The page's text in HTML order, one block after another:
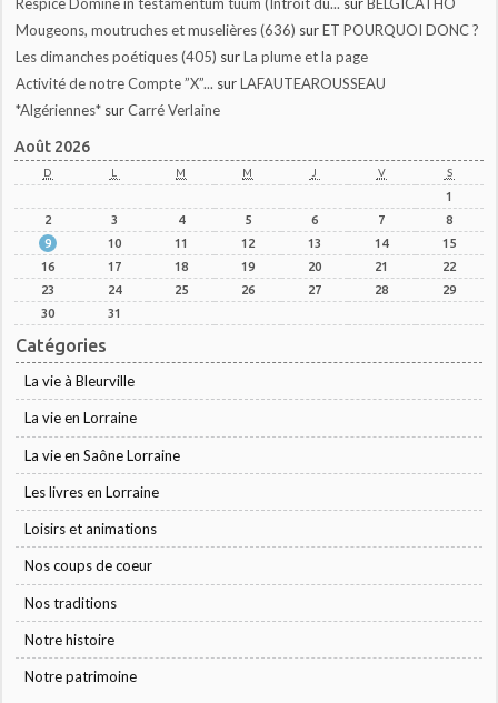
Mougeons, moutruches et muselières (636) surET POURQUOI DONC ?
Les dimanches poétiques (405) surLa plume et la page
Activité de notre Compte ”X”... surLAFAUTEAROUSSEAU
*Algériennes* surCarré Verlaine
Août 2026
D L M M J V S
1
2
3 4 5 6 7
8
9
10 11 12 13 14
15
16
17 18 19 20 21
22
23
24 25 26 27 28
29
30
31
Catégories
La vie à Bleurville
La vie en Lorraine
La vie en Saône Lorraine
Les livres en Lorraine
Loisirs et animations
Nos coups de coeur
Nos traditions
Notre histoire
Notre patrimoine